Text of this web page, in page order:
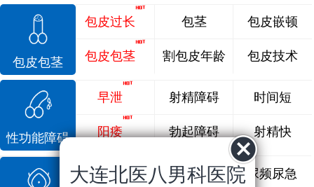
包皮包茎
包皮过长
包皮包茎
包茎
割包皮年龄
包皮嵌顿
包皮技术
性功能障碍
早泄
阳痿
射精障碍
勃起障碍
时间短
射精快
前列腺炎 前列腺痛 尿频尿急
大连北医八男科医院